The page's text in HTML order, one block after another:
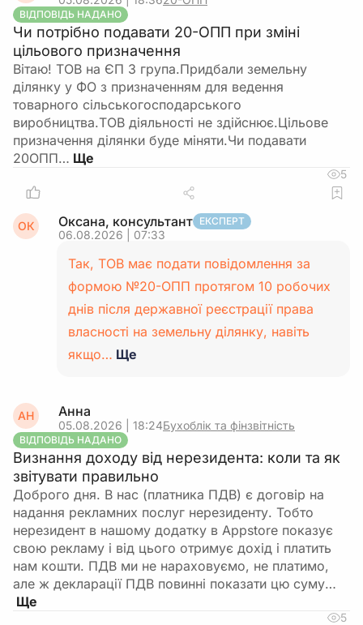
ВІДПОВІДЬ НАДАНО
Чи потрібно подавати 20-ОПП при зміні
цільового призначення
Вітаю! ТОВ на ЄП 3 група.Придбали земельну
ділянку у ФО з призначенням для ведення
товарного сільськогосподарського
виробництва.ТОВ діяльності не здійснює.Цільове
призначення ділянки буде міняти.Чи подавати
20ОПП…
5
ОК Оксана, консультант ЕКСПЕРТ
06.08.2026 | 07:33
Так, ТОВ має подати повідомлення за
формою №20-ОПП протягом 10 робочих
днів після державної реєстрації права
власності на земельну ділянку, навіть
якщо… Ще
АН Анна
05.08.2026 | 18:24Бухоблік та фінзвітність
ВІДПОВІДЬ НАДАНО
Визнання доходу від нерезидента: коли та як
звітувати правильно
Доброго дня. В нас (платника ПДВ) є договір на
надання рекламних послуг нерезиденту. Тобто
нерезидент в нашому додатку в Appstore показує
свою рекламу і від цього отримує дохід і платить
нам кошти. ПДВ ми не нараховуємо, не платимо,
але ж декларації ПДВ повинні показати цю суму…
5